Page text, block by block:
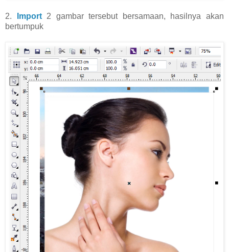
2. Import2 gambar tersebut bersamaan, hasilnya akan
bertumpuk